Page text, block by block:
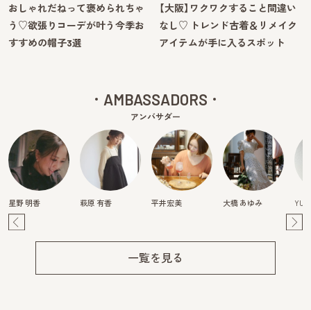
おしゃれだねって褒められちゃ
う♡欲張りコーデが叶う今季お
すすめの帽子3選
【大阪】ワクワクすること間違い
なし♡ トレンド古着＆リメイク
アイテムが手に入るスポット
AMBASSADORS
アンバサダー
星野 明香 萩原 有香 平井宏美 大橋 あゆみ YURI
一覧を見る